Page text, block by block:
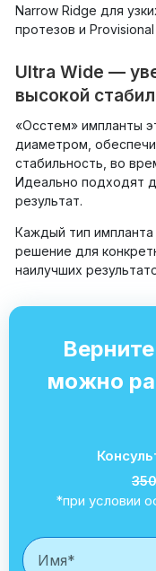
Narrow Ridge для
протезов и
Ultra Wide —
высокой
«Осстем» импланты
диаметром,
стабильность, во
Идеально подходят
результат.
Каждый тип
решение для
наилучших
можно
*при условии